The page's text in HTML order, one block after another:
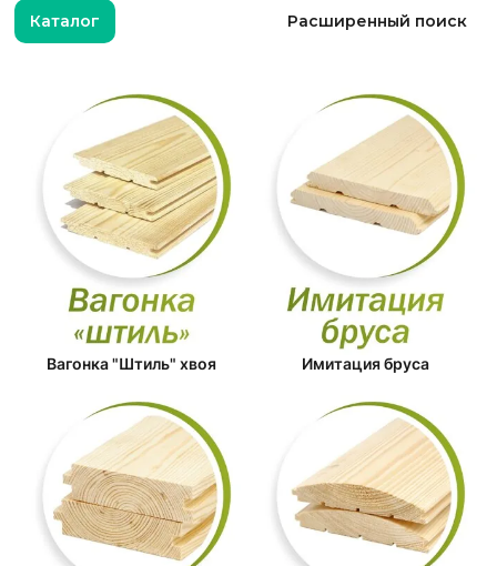
Каталог Расширенный поиск
Вагонка "Штиль" хвоя Имитация бруса